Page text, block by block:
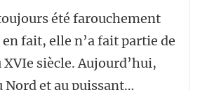
été farouchement
fait, elle n’a fait partie de
XVIe siècle. Aujourd’hui,
Nord et au puissant…